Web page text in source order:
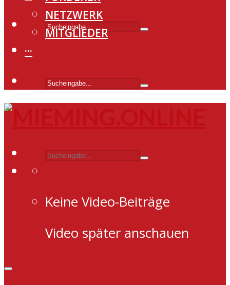
NETZWERK
MITGLIEDER
···
Keine Video-Beiträge
Video später anschauen